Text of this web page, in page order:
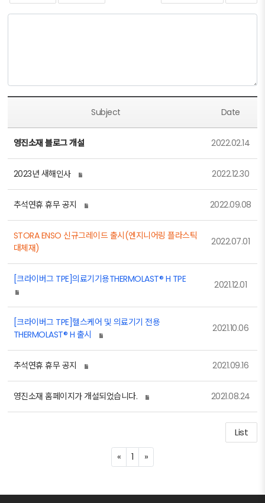
Subject Date
영진소재 블로그 개설 2022.02.14
2023년 새해인사 2022.12.30
추석연휴 휴무 공지 2022.09.08
STORA ENSO 신규그레이드 출시(엔지니어링 플라스틱
대체재)
2022.07.01
[크라이버그 TPE]의료기기용THERMOLAST® H TPE 2021.12.01
[크라이버그 TPE]헬스케어 및 의료기기 전용
THERMOLAST® H 출시
2021.10.06
추석연휴 휴무 공지 2021.09.16
영진소재 홈페이지가 개설되었습니다. 2021.08.24
List
«P
r
v
1 »N
e
t